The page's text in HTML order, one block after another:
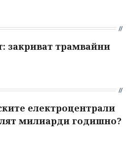
закриват трамвайни
електроцентрали
милиарди годишно?